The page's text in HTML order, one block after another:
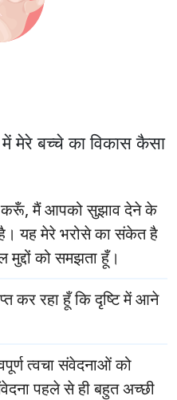
मेरे बच्चे का विकास कैसा
मैं आपको सुझाव देने के
यह मेरे भरोसे का संकेत है
को समझता हूँ।
कर रहा हूँ कि दृष्टि में आने
त्वचा संवेदनाओं को
पहले से ही बहुत अच्छी